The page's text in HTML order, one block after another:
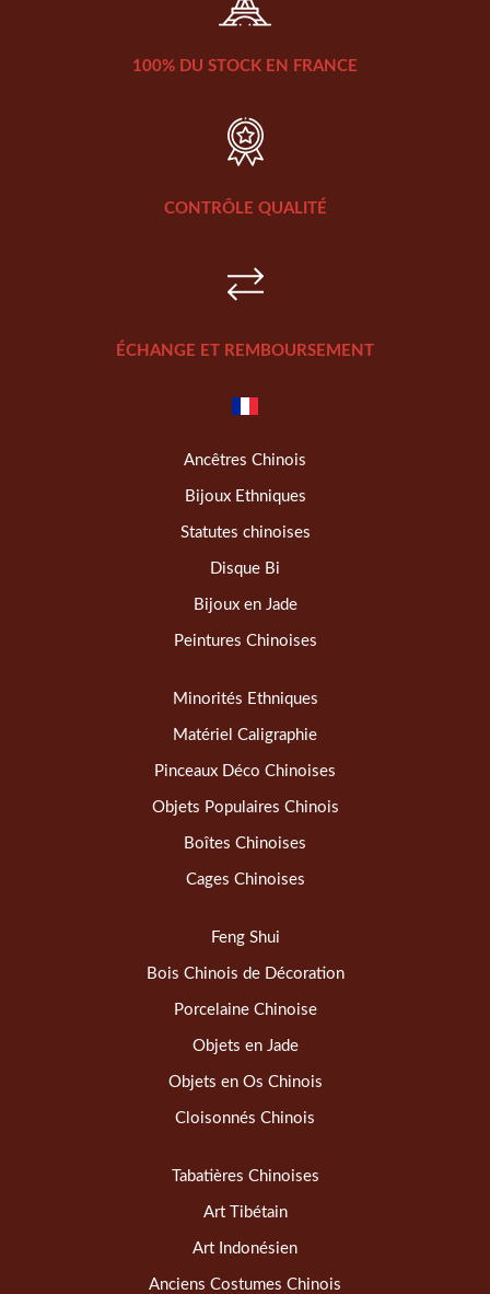
100% DU STOCK EN FRANCE
CONTRÔLE QUALITÉ
ÉCHANGE ET REMBOURSEMENT
Ancêtres Chinois
Bijoux Ethniques
Statutes chinoises
Disque Bi
Bijoux en Jade
Peintures Chinoises
Minorités Ethniques
Matériel Caligraphie
Pinceaux Déco Chinoises
Objets Populaires Chinois
Boîtes Chinoises
Cages Chinoises
Feng Shui
Bois Chinois de Décoration
Porcelaine Chinoise
Objets en Jade
Objets en Os Chinois
Cloisonnés Chinois
Tabatières Chinoises
Art Tibétain
Art Indonésien
Anciens Costumes Chinois